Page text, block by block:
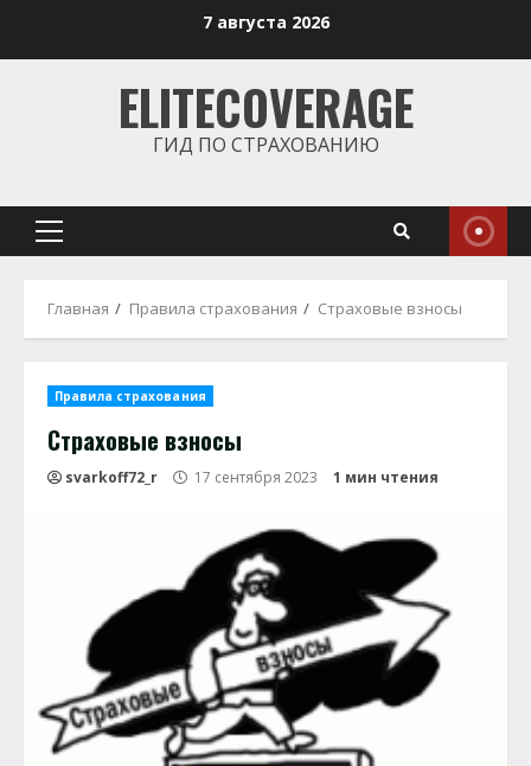
7 августа 2026
ELITECOVERAGE
ГИД ПО СТРАХОВАНИЮ
Основное
Главная Правила страхования Страховые взносы
Правила страхования
Страховые взносы
svarkoff72_r 17 сентября 2023 1 мин чтения